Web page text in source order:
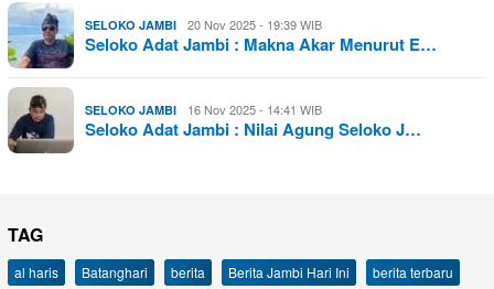
SELOKO JAMBI 20 Nov 2025 - 19:39 WIB
Seloko Adat Jambi : Makna Akar Menurut E…
SELOKO JAMBI 16 Nov 2025 - 14:41 WIB
Seloko Adat Jambi : Nilai Agung Seloko J…
TAG
al haris Batanghari berita Berita Jambi Hari Ini
berita terbaru